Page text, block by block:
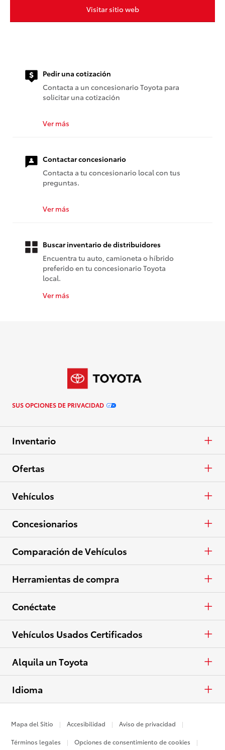
Visitar sitio web
Pedir una cotización
Contacta a un concesionario Toyota para
solicitar una cotización
Ver más
Contactar concesionario
Contacta a tu concesionario local con tus
preguntas.
Ver más
Buscar inventario de distribuidores
Encuentra tu auto, camioneta o híbrido
preferido en tu concesionario Toyota
local.
Ver más
SUS OPCIONES DE PRIVACIDAD
Inventario
Autos y minivans
Camionetas
Ofertas
APR
En Efectivo
Vehículos
Autos y minivans
Camionetas
Concesionarios
Concesionarios
Lista de concesionarios
Comparación de Vehículos
Autos y minivans
Camionetas
Herramientas de compra
Pide una cotización
Pide tu prueba de manejo
Conéctate
Facebook
X
Vehículos Usados Certificados
Usados Certificados
Alquila un Toyota
Alquila un Toyota
Idioma
Mapa del Sitio Accesibilidad Aviso de privacidad
Términos legales Opciones de consentimiento de cookies